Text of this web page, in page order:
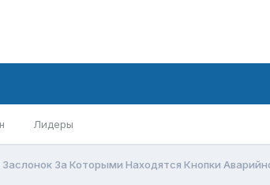
Лидеры
Заслонок За Которыми Находятся Кнопки